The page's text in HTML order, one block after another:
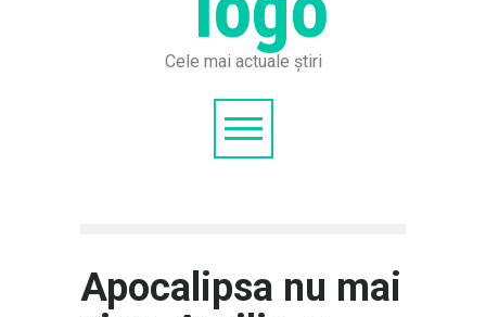
României ajunge la 380 de
Cele mai actuale știri
Apocalipsa nu mai